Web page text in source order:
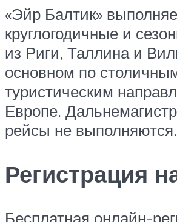
«Эйр Балтик»
круглогодичные и
из Риги, Таллина и
основном по
туристическим
Европе.
рейсы не выполняются.
Регистрация
Бесплатная онлайн-